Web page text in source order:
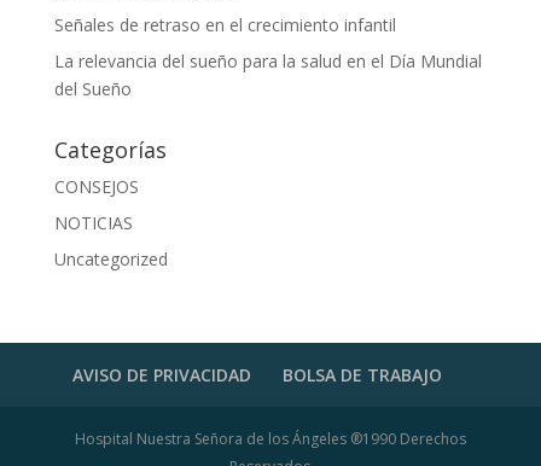
Señales de retraso en el crecimiento infantil
La relevancia del sueño para la salud en el Día Mundial
del Sueño
Categorías
CONSEJOS
NOTICIAS
Uncategorized
AVISO DE PRIVACIDAD BOLSA DE TRABAJO
Hospital Nuestra Señora de los Ángeles ®1990 Derechos